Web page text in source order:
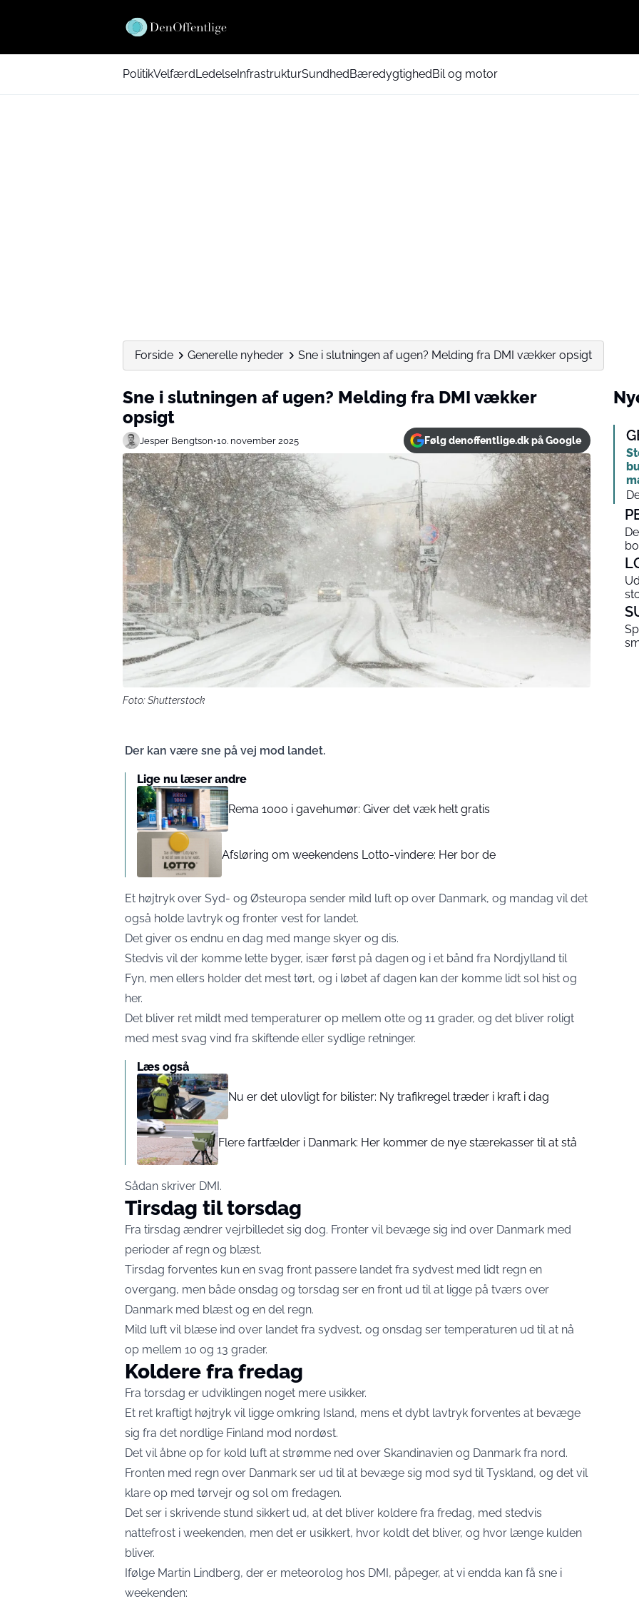
PolitikVelfærdLedelseInfrastrukturSundhedBæredygtighedBil og motor
Forside Generelle nyheder Sne i slutningen af ugen? Melding fra DMI vækker opsigt
Sne i slutningen af ugen? Melding fra DMI vækker
opsigt
Jesper Bengtson•10. november 2025 Følg denoffentlige.dk på Google
Foto: Shutterstock
Der kan være sne på vej mod landet.
Lige nu læser andre
Rema 1000 i gavehumør: Giver det væk helt gratis
Afsløring om weekendens Lotto-vindere: Her bor de
Et højtryk over Syd- og Østeuropa sender mild luft op over Danmark, og mandag vil det
også holde lavtryk og fronter vest for landet.
Det giver os endnu en dag med mange skyer og dis.
Stedvis vil der komme lette byger, især først på dagen og i et bånd fra Nordjylland til
Fyn, men ellers holder det mest tørt, og i løbet af dagen kan der komme lidt sol hist og
her.
Det bliver ret mildt med temperaturer op mellem otte og 11 grader, og det bliver roligt
med mest svag vind fra skiftende eller sydlige retninger.
Læs også
Nu er det ulovligt for bilister: Ny trafikregel træder i kraft i dag
Flere fartfælder i Danmark: Her kommer de nye stærekasser til at stå
Sådan skriver DMI.
Tirsdag til torsdag
Fra tirsdag ændrer vejrbilledet sig dog. Fronter vil bevæge sig ind over Danmark med
perioder af regn og blæst.
Tirsdag forventes kun en svag front passere landet fra sydvest med lidt regn en
overgang, men både onsdag og torsdag ser en front ud til at ligge på tværs over
Danmark med blæst og en del regn.
Mild luft vil blæse ind over landet fra sydvest, og onsdag ser temperaturen ud til at nå
op mellem 10 og 13 grader.
Koldere fra fredag
Fra torsdag er udviklingen noget mere usikker.
Et ret kraftigt højtryk vil ligge omkring Island, mens et dybt lavtryk forventes at bevæge
sig fra det nordlige Finland mod nordøst.
Det vil åbne op for kold luft at strømme ned over Skandinavien og Danmark fra nord.
Fronten med regn over Danmark ser ud til at bevæge sig mod syd til Tyskland, og det vil
klare op med tørvejr og sol om fredagen.
Det ser i skrivende stund sikkert ud, at det bliver koldere fra fredag, med stedvis
nattefrost i weekenden, men det er usikkert, hvor koldt det bliver, og hvor længe kulden
bliver.
Ifølge Martin Lindberg, der er meteorolog hos DMI, påpeger, at vi endda kan få sne i
weekenden: